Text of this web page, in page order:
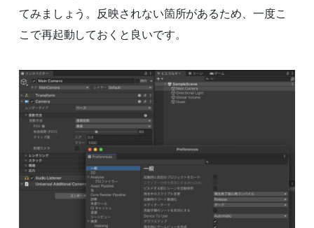
てみましょう。反映されない箇所があるため、一度こ
こで再起動しておくと良いです。